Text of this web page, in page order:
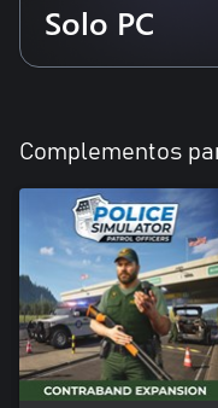
Solo PC
Complementos